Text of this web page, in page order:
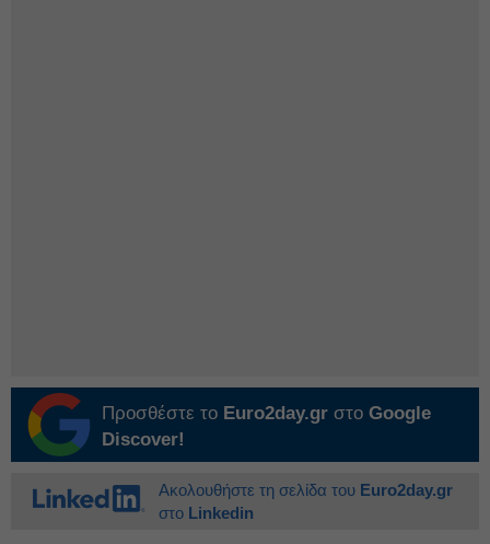
Προσθέστε το Euro2day.gr στο Google
Discover!
Ακολουθήστε τη σελίδα του Euro2day.gr
στο Linkedin